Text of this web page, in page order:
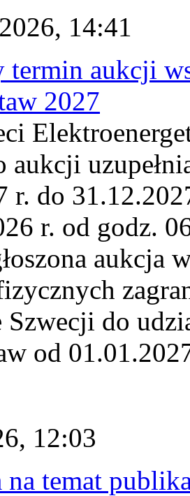
14:41
termin aukcji
2027
aukcji
r. do
r. od godz.
aukcja
do
od
12:03
temat